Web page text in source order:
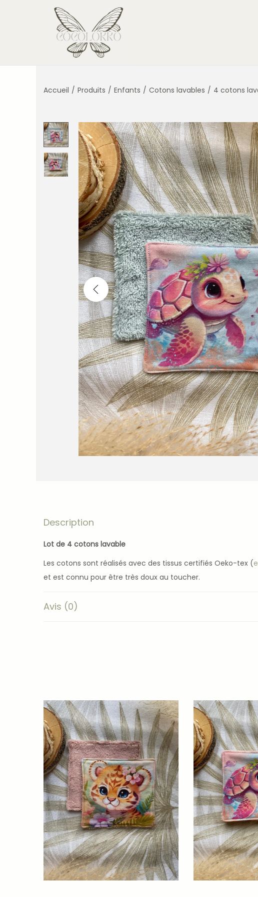
Accueil / Produits / Enfants / Cotons lavables / 4 cotons
Description
Lot de 4 cotons lavable
Les cotons sont réalisés avec des tissus certifiés Oeko-tex (
et est connu pour être très doux au toucher.
Avis (0)